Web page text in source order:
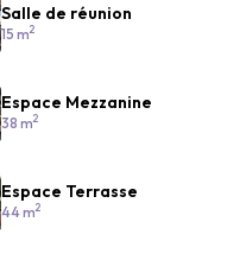
Salle de réunion
15 m2
Espace Mezzanine
38 m2
Espace Terrasse
44 m2